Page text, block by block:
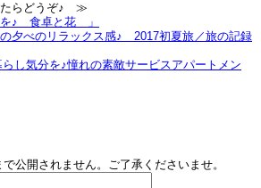
らどうぞ♪ ≫
♪＿食卓と花 」
夕べのリラックス感♪＿2017初夏旅／旅の記録
し気分を♪憧れの素敵サービスアパートメン
公開されません。ご了承くださいませ。